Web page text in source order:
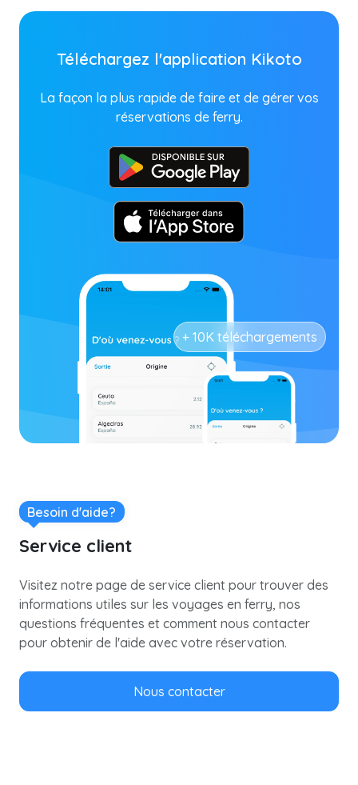
Téléchargez l'application Kikoto
La façon la plus rapide de faire et de gérer vos
réservations de ferry.
+ 10K téléchargements
Besoin d'aide?
Service client
Visitez notre page de service client pour trouver des
informations utiles sur les voyages en ferry, nos
questions fréquentes et comment nous contacter
pour obtenir de l'aide avec votre réservation.
Nous contacter